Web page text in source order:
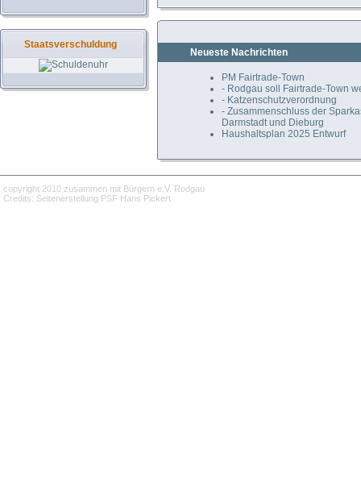
Staatsverschuldung
Neueste Nachrichten
PM Fairtrade-Town
- Rodgau soll Fairtrade-Town
- Katzenschutzverordnung
- Zusammenschluss der
Darmstadt und Dieburg
Haushaltsplan 2025 Entwurf
copyright 2010 zusammen mit Bürgern e.V. Rodgau
Credits: Seitenerstellung PSF Hans Pickert